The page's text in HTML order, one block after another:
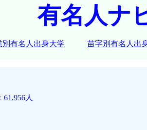
有名人ナ
別有名人出身大学 苗字別有名人出
人